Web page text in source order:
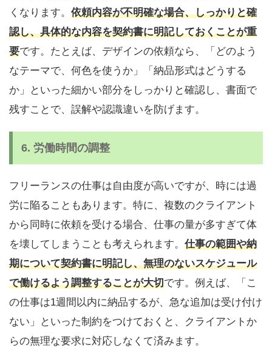
くなります。 依頼内容が不明確な場合、しっかりと確
認し、具体的な内容を契約書に明記しておくことが重
要です。たとえば、デザインの依頼なら、「どのよう
なテーマで、何色を使うか」「納品形式はどうする
か」といった細かい部分をしっかりと確認し、書面で
残すことで、誤解や認識違いを防げます。
6. 労働時間の調整
フリーランスの仕事は自由度が高いですが、時には過
労に陥ることもあります。特に、複数のクライアント
から同時に依頼を受ける場合、仕事の量が多すぎて体
を壊してしまうことも考えられます。 仕事の範囲や納
期について契約書に明記し、無理のないスケジュール
で働けるよう調整することが大切です。例えば、「こ
の仕事は1週間以内に納品するが、急な追加は受け付け
ない」といった制約をつけておくと、クライアントか
らの無理な要求に対応しなくて済みます。